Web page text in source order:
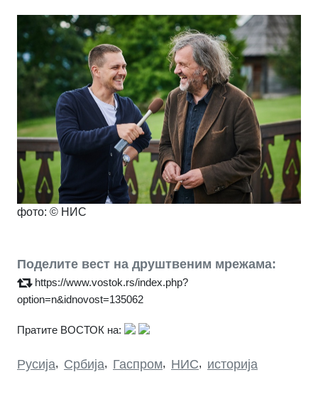
фото: © НИС
Поделите вест на друштвеним мрежама:
https://www.vostok.rs/index.php?
option=n&idnovost=135062
Пратите ВОСТОК на:
Русија, Србија, Гаспром, НИС, историја